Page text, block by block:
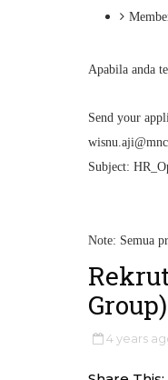
Apabila anda
Send your
Subject:
Note: Semua
4 years